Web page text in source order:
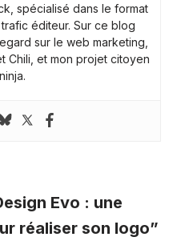
spécialisé dans le format
éditeur. Sur ce blog
sur le web marketing,
Chili, et mon projet citoyen
Evo : une
réaliser son logo”